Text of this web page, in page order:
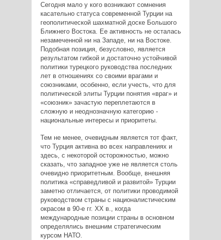
Сегодня мало у кого возникают сомнения
касательно статуса современной Турции на
геополитической шахматной доске Большого
Ближнего Востока. Ее активность не осталась
незамеченной ни на Западе, ни на Востоке.
Подобная позиция, безусловно, является
результатом гибкой и достаточно устойчивой
политики турецкого руководства последних
лет в отношениях со своими врагами и
союзниками, особенно, если учесть, что для
политической элиты Турции понятия «враг» и
«союзник» зачастую переплетаются в
сложную и неоднозначную категорию -
национальные интересы и приоритеты.
Тем не менее, очевидным является тот факт,
что Турция активна во всех направлениях и
здесь, с некоторой осторожностью, можно
сказать, что западное уже не является столь
очевидно приоритетным. Вообще, внешняя
политика «справедливой и развитой» Турции
заметно отличается, от политики проводимой
руководством страны с националистическим
окрасом в 90-е гг. XX в., когда
международные позиции страны в основном
определялись внешним стратегическим
курсом НАТО.